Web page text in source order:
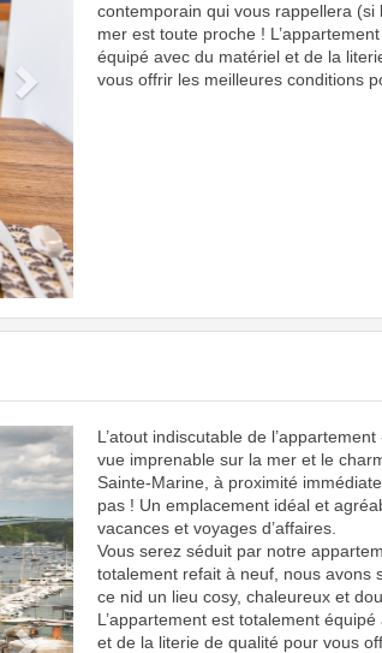
contemporain qui vous rappellera (si
mer est toute proche !
équipé avec du matériel et de la
vous offrir les meilleures conditions
Next
L’atout indiscutable de
vue imprenable sur la mer et le
Sainte-Marine, à proximité
pas ! Un emplacement idéal et
vacances et voyages d’affaires.
Vous serez séduit par notre
totalement refait à neuf, nous avons
ce nid un lieu cosy, chaleureux et
L’appartement est totalement
et de la literie de qualité pour vous